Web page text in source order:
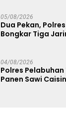
05/08/2026
Dua Pekan,
Bongkar Tiga
04/08/2026
Polres
Panen Sawi